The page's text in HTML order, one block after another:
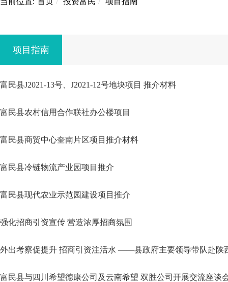
项目指南
富民县J2021-13号、J2021-12号地块项目 推介材料
富民县农村信用合作联社办公楼项目
富民县商贸中心奎南片区项目推介材料
富民县冷链物流产业园项目推介
富民县现代农业示范园建设项目推介
强化招商引资宣传 营造浓厚招商氛围
外出考察促提升 招商引资注活水 ——县政府主要领导带队赴陕
富民县与四川希望德康公司及云南希望 双胜公司开展交流座谈